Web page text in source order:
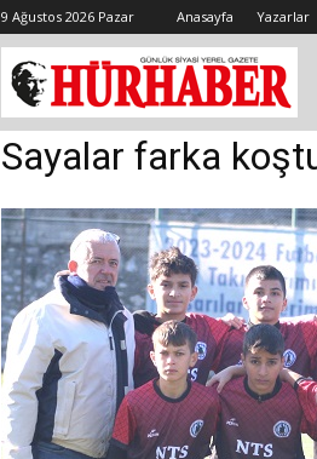
9 Ağustos 2026 Pazar Anasayfa Yazarlar
Sayalar farka